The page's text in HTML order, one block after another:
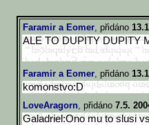
Faramir a Eomer, přidáno
ALE TO DUPITY DUPITY
Faramir a Eomer, přidáno
komonstvo:D
LoveAragorn, přidáno 7.5.
Galadriel:Ono mu to slusi